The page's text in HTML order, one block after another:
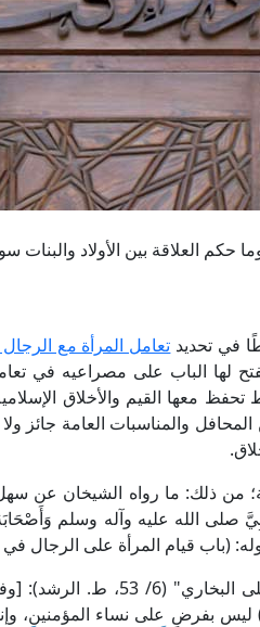
حكم العلاقة بين الأولاد
في تحديد تعامل المرأة مع الرجال
لها الباب على مصراعيه في
تحفظ معها القيم والأخلاق
والمناسبات العامة جائز
من ذلك: ما رواه الشيخان عن
صلى الله عليه وآله وسلم
(باب قيام المرأة على الرجال
قال العلامة ابن بطال في
ليس بفرضٍ على نساء المؤمنين،